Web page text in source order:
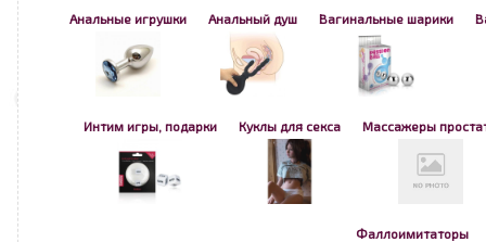
Анальные игрушки Анальный душ Вагинальные шарики
Интим игры, подарки Куклы для секса Массажеры
Фаллоимитаторы